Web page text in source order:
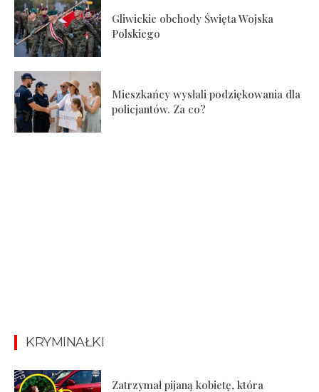
Gliwickie obchody Święta Wojska
Polskiego
Mieszkańcy wysłali podziękowania dla
policjantów. Za co?
KRYMINAŁKI
Zatrzymał pijaną kobietę, która